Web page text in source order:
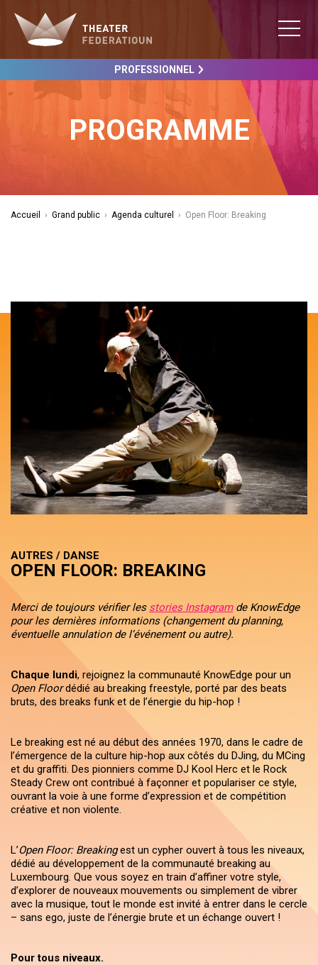
PROFESSIONNEL
PROGRAMME
Accueil › Grand public › Agenda culturel › Open Floor: Breaking
AUTRES / DANSE
OPEN FLOOR: BREAKING
Merci de toujours vérifier les stories Instagramde KnowEdge
pour les dernières informations (changement du planning,
éventuelle annulation de l’événement ou autre).
Chaque lundi, rejoignez la communauté KnowEdge pour un
Open Floordédié au breaking freestyle, porté par des beats
bruts, des breaks funk et de l’énergie du hip-hop !
Le breaking est né au début des années 1970, dans le cadre de
l’émergence de la culture hip-hop aux côtés du DJing, du MCing
et du graffiti. Des pionniers comme DJ Kool Herc et le Rock
Steady Crew ont contribué à façonner et populariser ce style,
ouvrant la voie à une forme d’expression et de compétition
créative et non violente.
L’Open Floor: Breakingest un cypher ouvert à tous les niveaux,
dédié au développement de la communauté breaking au
Luxembourg. Que vous soyez en train d’affiner votre style,
d’explorer de nouveaux mouvements ou simplement de vibrer
avec la musique, tout le monde est invité à entrer dans le cercle
– sans ego, juste de l’énergie brute et un échange ouvert !
Pour tous niveaux.